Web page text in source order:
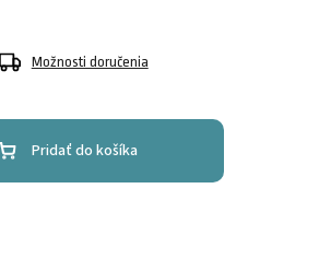
Možnosti doručenia
Pridať do košíka